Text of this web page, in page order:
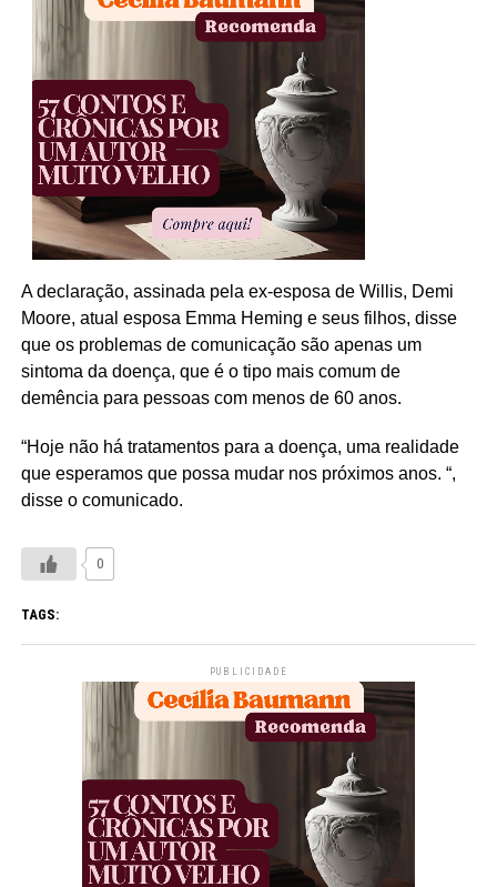
A declaração, assinada pela ex-esposa de Willis, Demi
Moore, atual esposa Emma Heming e seus filhos, disse
que os problemas de comunicação são apenas um
sintoma da doença, que é o tipo mais comum de
demência para pessoas com menos de 60 anos.
“Hoje não há tratamentos para a doença, uma realidade
que esperamos que possa mudar nos próximos anos. “,
disse o comunicado.
0
TAGS:
PUBLICIDADE